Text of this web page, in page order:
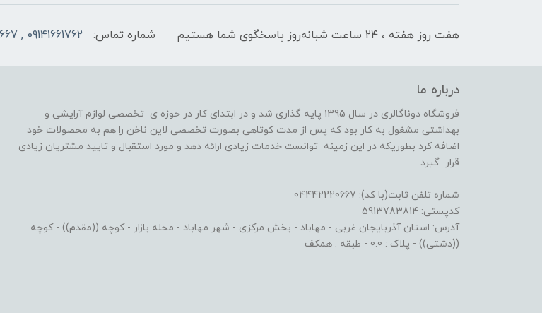
هفت روز هفته ، ۲۴ ساعت شبانه‌روز پاسخگوی شما هستیم شماره تماس: 09141661762 , 04442220667
درباره ما
فروشگاه دوناگالری در سال 1395 پایه گذاری شد و در ابتدای کار در حوزه ی تخصصی لوازم آرایشی و
بهداشتی مشغول به کار بود که پس از مدت کوتاهی بصورت تخصصی لاین ناخن را هم به محصولات خود
اضافه کرد بطوریکه در این زمینه توانست خدمات زیادی ارائه دهد و مورد استقبال و تایید مشتریان زیادی
قرار گیرد
شماره تلفن ثابت(با کد): 04442220667
کدپستی: 5913783814
آدرس: استان آذربایجان غربی - مهاباد - بخش مرکزی - شهر مهاباد - محله بازار - کوچه ((مقدم)) - کوچه
((دشتی)) - پلاک : 0.0 - طبقه : همکف